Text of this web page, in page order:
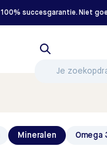
100% succesgarantie. Niet
Mineralen Omega